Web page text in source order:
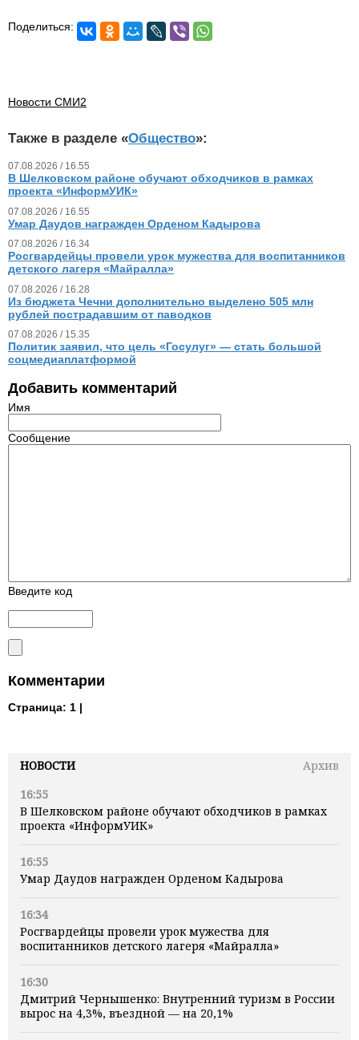
НОВОСТИ
Архив
16:55
В Шелковском районе обучают обходчиков в рамках
проекта «ИнформУИК»
16:55
Умар Даудов награжден Орденом Кадырова
16:34
Росгвардейцы провели урок мужества для
воспитанников детского лагеря «Майралла»
16:30
Дмитрий Чернышенко: Внутренний туризм в России
вырос на 4,3%, въездной — на 20,1%
Поделиться:
Новости СМИ2
Также в разделе «Общество»:
07.08.2026 / 16.55
В Шелковском районе обучают обходчиков в рамках
проекта «ИнформУИК»
07.08.2026 / 16.55
Умар Даудов награжден Орденом Кадырова
07.08.2026 / 16.34
Росгвардейцы провели урок мужества для воспитанников
детского лагеря «Майралла»
07.08.2026 / 16.28
Из бюджета Чечни дополнительно выделено 505 млн
рублей пострадавшим от паводков
07.08.2026 / 15.35
Политик заявил, что цель «Госулуг» — стать большой
соцмедиаплатформой
Добавить комментарий
Имя
Сообщение
Введите код
Комментарии
Страница: 1 |